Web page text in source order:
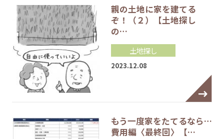
親の土地に家を建てる
ぞ！（２）【土地探し
の…
土地探し
2023.12.08
もう一度家をたてるなら…
費用編〈最終回〉【…